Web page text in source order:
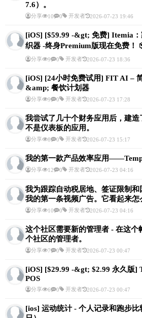
7.6）。
分享 10 0 开发者 2026-07-23 19:46
[iOS] [$59.99 -&gt; 免费] Itemia
织器 -终身Premium版现在免费！
分享 9 0 开发者 2026-07-23 18:36
[iOS] [24小时免费试用] FIT AI –
&amp; 餐饮计划器
分享 9 0 开发者 2026-07-23 17:28
我尝试了几十个财务应用后，建
不是仪表板的应用。
分享 8 0 开发者 2026-07-23 15:17
我的第一款产品效率应用
分享 12 0 开发者 2026-07-23 04:16
我为跟踪自动税居地、签证限制
我的第一条视频广告。它看起来怎
分享 10 0 开发者 2026-07-23 04:16
这个社区需要新的管理者 - 在这个
个社区的管理者。
分享 7 0 开发者 2026-07-23 00:47
[iOS] [$29.99 -&gt; $2.99 永久版]
POS
分享 6 0 开发者 2026-07-23 00:47
[ios] 运动统计 - 个人记录和跑步比